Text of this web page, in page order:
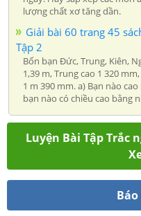
lượng chất xơ tăng dần.
Giải bài 60 trang 45
Tập 2
Bốn bạn Đức, Trung, Kiên,
1,39 m, Trung cao 1 320
1 m 390 mm. a) Bạn nào
bạn nào có chiều cao bằng
Luyện Bài Tập Trắc